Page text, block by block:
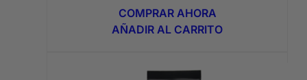
original
era:
6,95€.
actual
es:
3,95€.
COMPRAR AHORA
AÑADIR AL CARRITO